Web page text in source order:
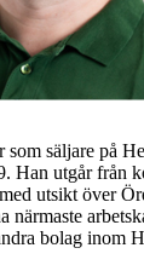
säljare på
Han utgår från
utsikt över
närmaste
bolag inom